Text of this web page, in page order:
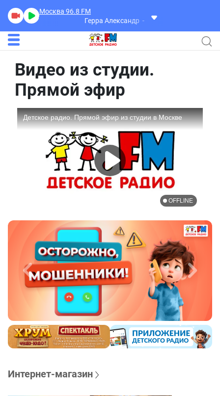
Москва 96.8 FM
Герра Александр
Разговоры
Видео из студии.
Прямой эфир
Интернет-магазин